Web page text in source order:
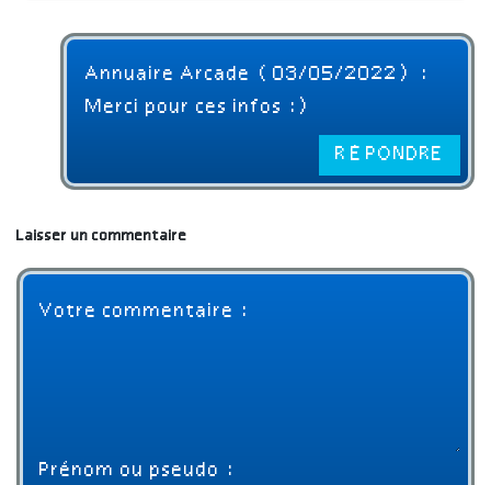
Annuaire Arcade (03/05/2022) :
Merci pour ces infos :)
RÉPONDRE
Laisser un commentaire